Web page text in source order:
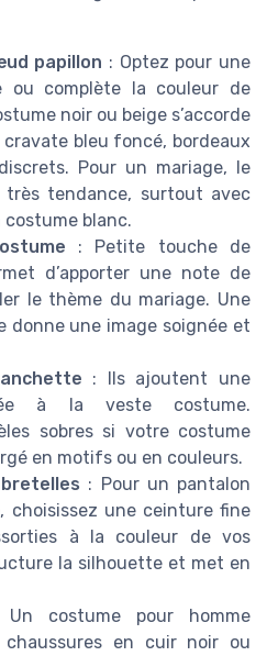
papillon : Optez pour une
ou complète la couleur de
noir ou beige s’accorde
bleu foncé, bordeaux
Pour un mariage, le
tendance, surtout avec
blanc.
: Petite touche de
d’apporter une note de
le thème du mariage. Une
donne une image soignée et
: Ils ajoutent une
à la veste costume.
sobres si votre costume
en motifs ou en couleurs.
: Pour un pantalon
choisissez une ceinture fine
à la couleur de vos
la silhouette et met en
costume pour homme
chaussures en cuir noir ou